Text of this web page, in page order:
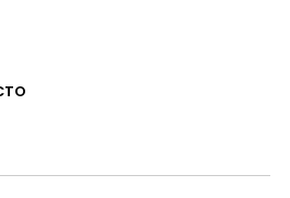
Bajos Eléctricos e Instrumentos
de cobre OFHC y calibre